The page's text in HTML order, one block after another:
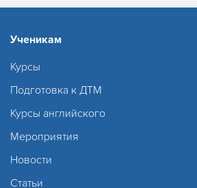
Ученикам
Курсы
Подготовка к ДТМ
Курсы английского
Мероприятия
Новости
Статьи